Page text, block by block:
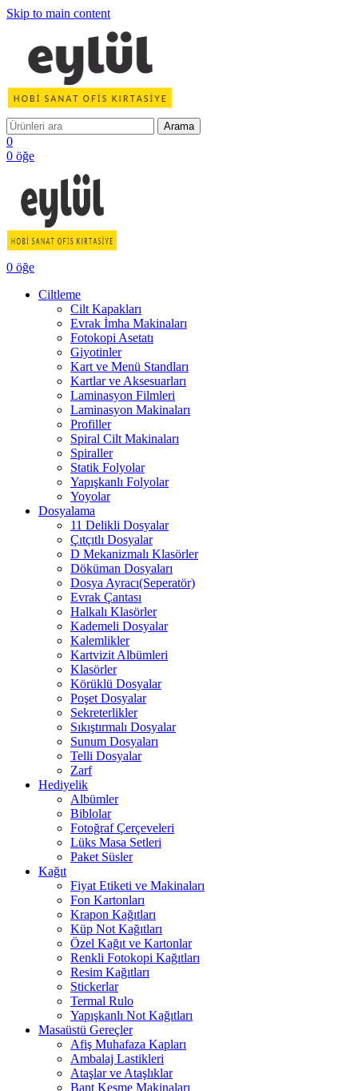
Skip to main content
Arama
0
0 öğe
0 öğe
Ciltleme
Cilt Kapakları
Evrak İmha Makinaları
Fotokopi Asetatı
Giyotinler
Kart ve Menü Standları
Kartlar ve Aksesuarları
Laminasyon Filmleri
Laminasyon Makinaları
Profiller
Spiral Cilt Makinaları
Spiraller
Statik Folyolar
Yapışkanlı Folyolar
Yoyolar
Dosyalama
11 Delikli Dosyalar
Çıtçıtlı Dosyalar
D Mekanizmalı Klasörler
Döküman Dosyaları
Dosya Ayracı(Seperatör)
Evrak Çantası
Halkalı Klasörler
Kademeli Dosyalar
Kalemlikler
Kartvizit Albümleri
Klasörler
Körüklü Dosyalar
Poşet Dosyalar
Sekreterlikler
Sıkıştırmalı Dosyalar
Sunum Dosyaları
Telli Dosyalar
Zarf
Hediyelik
Albümler
Biblolar
Fotoğraf Çerçeveleri
Lüks Masa Setleri
Paket Süsler
Kağıt
Fiyat Etiketi ve Makinaları
Fon Kartonları
Krapon Kağıtları
Küp Not Kağıtları
Özel Kağıt ve Kartonlar
Renkli Fotokopi Kağıtları
Resim Kağıtları
Stickerlar
Termal Rulo
Yapışkanlı Not Kağıtları
Masaüstü Gereçler
Afiş Muhafaza Kapları
Ambalaj Lastikleri
Ataşlar ve Ataşlıklar
Bant Kesme Makinaları